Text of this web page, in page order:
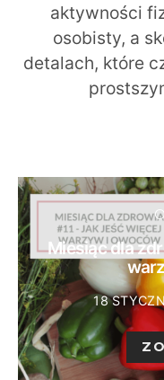
aktywności
osobisty, a
detalach, które
Miesiąc dla
18